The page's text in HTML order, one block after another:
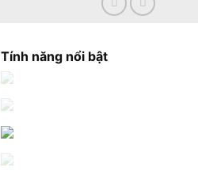
Tính năng nổi bật